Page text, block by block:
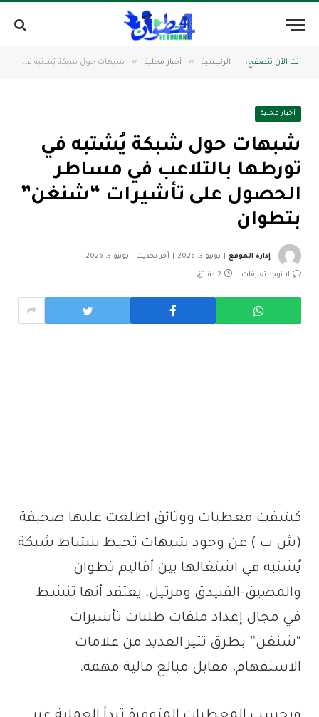
أنت الآن تتصفح: الرئيسية » أخبار محلية » شبهات حول شبكة يُشتبه في تورطها بالتلاعب في مساطر الحصول على تأشيرات “شنغن” بتطوان
أخبار محلية
شبهات حول شبكة يُشتبه في
تورطها بالتلاعب في مساطر
الحصول على تأشيرات “شنغن”
بتطوان
إدارة الموقع يونيو 3, 2026 آخر تحديث: يونيو 3, 2026
لا توجد تعليقات 2 دقائق
كشفت معطيات ووثائق اطلعت عليها صحيفة
(ش ب ) عن وجود شبهات تحيط بنشاط شبكة
يُشتبه في اشتغالها بين أقاليم تطوان
والمضيق-الفنيدق ومرتيل، يعتقد أنها تنشط
في مجال إعداد ملفات طلبات تأشيرات
“شنغن” بطرق تثير العديد من علامات
الاستفهام، مقابل مبالغ مالية مهمة.